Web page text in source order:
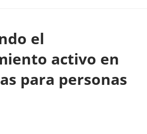
el
activo en
para personas